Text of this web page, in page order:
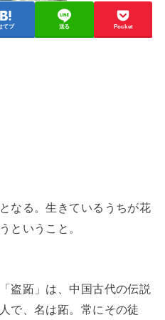
てブ 送る Pocket
なる。生きているうちが花
ということ。
盗跖」は、中国古代の伝説
で、名は跖。常にその徒